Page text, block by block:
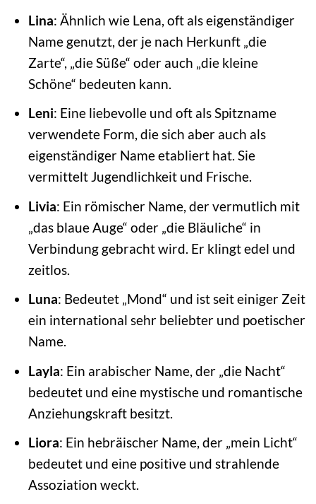
Lina: Ähnlich wie Lena, oft als eigenständiger
Name genutzt, der je nach Herkunft „die
Zarte“, „die Süße“ oder auch „die kleine
Schöne“ bedeuten kann.
Leni: Eine liebevolle und oft als Spitzname
verwendete Form, die sich aber auch als
eigenständiger Name etabliert hat. Sie
vermittelt Jugendlichkeit und Frische.
Livia: Ein römischer Name, der vermutlich mit
„das blaue Auge“ oder „die Bläuliche“ in
Verbindung gebracht wird. Er klingt edel und
zeitlos.
Luna: Bedeutet „Mond“ und ist seit einiger Zeit
ein international sehr beliebter und poetischer
Name.
Layla: Ein arabischer Name, der „die Nacht“
bedeutet und eine mystische und romantische
Anziehungskraft besitzt.
Liora: Ein hebräischer Name, der „mein Licht“
bedeutet und eine positive und strahlende
Assoziation weckt.